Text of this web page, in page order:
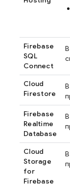
Firebase
SQL
Connect
Cloud
Firestore
Firebase
Realtime
Database
Cloud
Storage
for
Firebase